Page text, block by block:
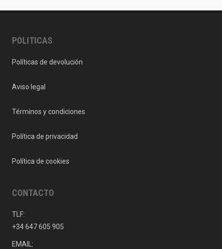
POLITICAS
Políticas de devolución
Aviso legal
Términos y condiciones
Política de privacidad
Política de cookies
CONTACTO
TLF:
+34 647 605 905
EMAIL: